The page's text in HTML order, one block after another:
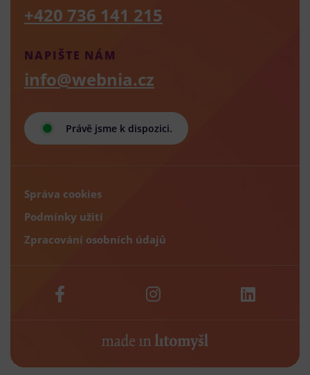
Právě jsme k dispozici.
NAPIŠTE NÁM
info@webnia.cz
+420 736 141 215
Správa cookies
Podmínky užití
Zpracování osobních údajů